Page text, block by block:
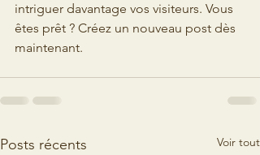
intriguer davantage vos visiteurs. Vous
êtes prêt ? Créez un nouveau post dès
maintenant.
Posts récents Voir tout